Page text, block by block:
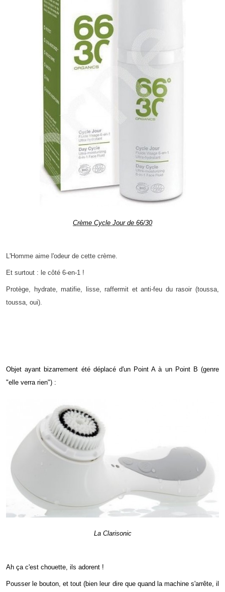
Crème Cycle Jour de 66/30
L'Homme aime l'odeur de cette crème.
Et surtout : le côté 6-en-1 !
Protège, hydrate, matifie, lisse, raffermit et anti-feu du rasoir (toussa,
toussa, oui).
Objet ayant bizarrement été déplacé d'un Point A à un Point B (genre
"elle verra rien") :
La Clarisonic
Ah ça c'est chouette, ils adorent !
Pousser le bouton, et tout (bien leur dire que quand la machine s'arrête, il